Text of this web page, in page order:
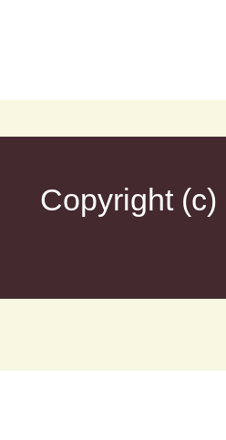
Copyright (c)